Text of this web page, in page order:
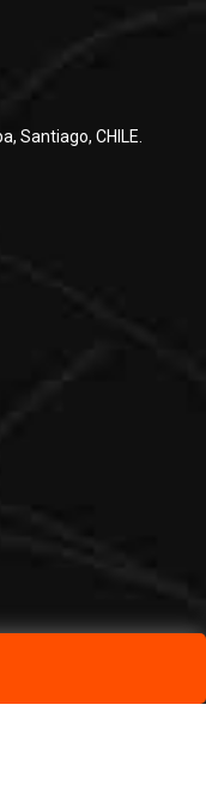
Santiago, CHILE.